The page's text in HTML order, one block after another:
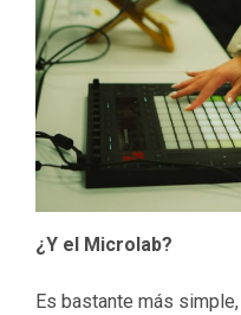
¿Y el Microlab?
Es bastante más